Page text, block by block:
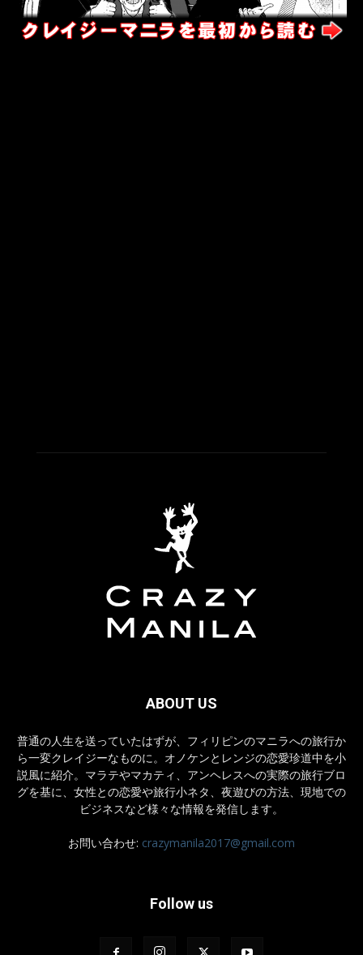
ABOUT US
普通の人生を送っていたはずが、フィリピンのマニラへの旅行か
ら一変クレイジーなものに。オノケンとレンジの恋愛珍道中を小
説風に紹介。マラテやマカティ、アンヘレスへの実際の旅行ブロ
グを基に、女性との恋愛や旅行小ネタ、夜遊びの方法、現地での
ビジネスなど様々な情報を発信します。
お問い合わせ: crazymanila2017@gmail.com
Follow us